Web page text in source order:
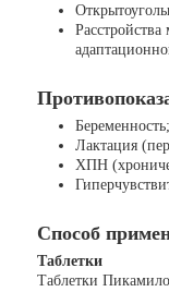
Беременность;
Лактация
ХПН
Способ
Таблетки
Таблетки